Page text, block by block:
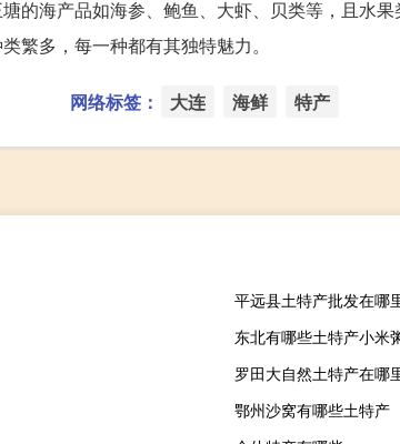
的海产品如海参、鲍鱼、大虾、贝类等，且水果
繁多，每一种都有其独特魅力。
网络标签： 大连 海鲜 特产
平远县土特产批发在哪
东北有哪些土特产小米
罗田大自然土特产在哪
鄂州沙窝有哪些土特产